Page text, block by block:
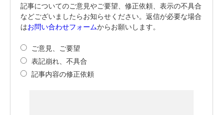
記事についてのご意見やご要望、修正依頼、表示の不具合
などございましたらお知らせください。返信が必要な場合
はお問い合わせフォームからお願いします。
ご意見、ご要望
表記崩れ、不具合
記事内容の修正依頼